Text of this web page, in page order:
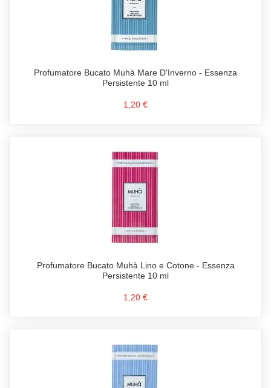
Profumatore Bucato Muhà Mare D'Inverno - Essenza
Persistente 10 ml
1,20 €
Profumatore Bucato Muhà Lino e Cotone - Essenza
Persistente 10 ml
1,20 €